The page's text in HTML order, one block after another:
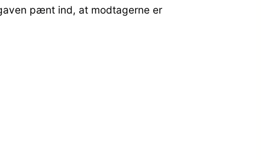
pænt ind, at modtagerne er